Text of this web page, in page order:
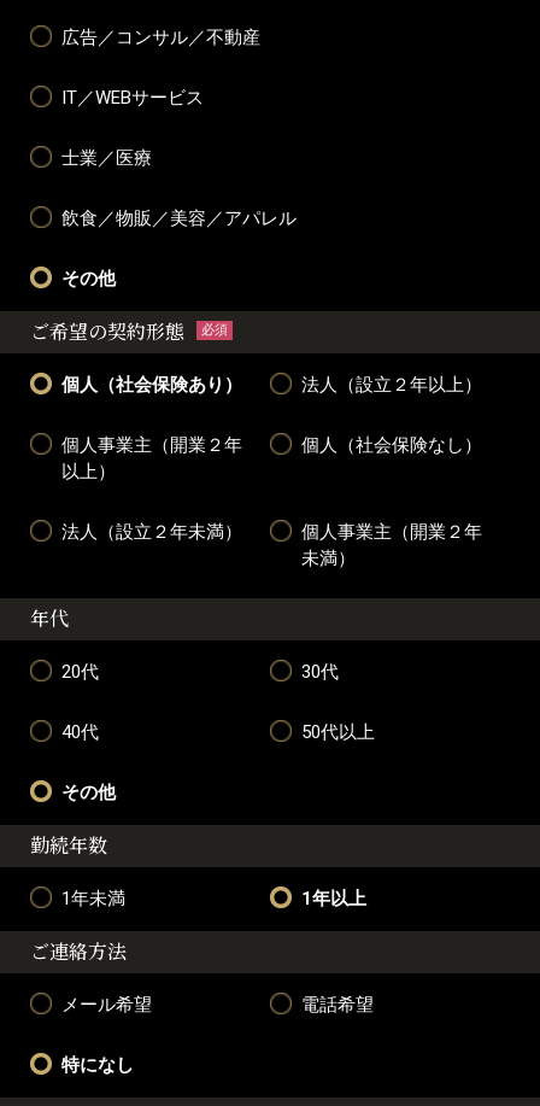
広告／コンサル／不動産
IT／WEBサービス
士業／医療
飲食／物販／美容／アパレル
その他
ご希望の契約形態 必須
個人（社会保険あり） 法人（設立２年以上）
個人事業主（開業２年
以上）
個人（社会保険なし）
法人（設立２年未満）
個人事業主（開業２年
未満）
年代
20代 30代
40代 50代以上
その他
勤続年数
1年未満 1年以上
ご連絡方法
メール希望 電話希望
特になし